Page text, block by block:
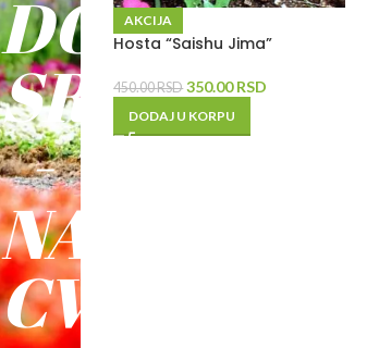
DO
SREĆE
-
NAŠE
CVEĆE
AKCIJA
Hosta “Saishu Jima”
450.00RSD 350.00RSD
DODAJ U KORPU